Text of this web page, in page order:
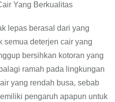
Yang Berkualitas
lepas berasal dari yang
semua deterjen cair yang
bersihkan kotoran yang
ramah pada lingkungan
yang rendah busa, sebab
pengaruh apapun untuk